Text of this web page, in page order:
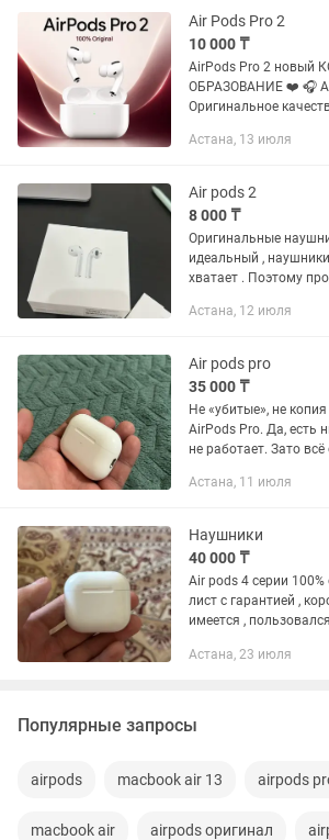
Air Pods Pro 2
10 000 ₸
AirPods Pro 2 новый КОПЛЮ НА СВОЕ
ОБРАЗОВАНИЕ ❤️ 🎧
Оригинальное
ПОДКЛЮЧЕНИЕ к
Астана, 13 июля
Air pods 2
8 000 ₸
Оригинальные
идеальный ,
хватает . Поэтому
Астана, 12 июля
Air pods pro
35 000 ₸
Не «убитые», не
AirPods Pro. Да, есть
не работает. Зато
Коробка + полный
Астана, 11 июля
Наушники
40 000 ₸
Air pods 4 серии 100%
лист с гарантией ,
имеется ,
Астана, 23 июля
Популярные запросы
airpods macbook air 13 airpods
macbook air airpods оригинал